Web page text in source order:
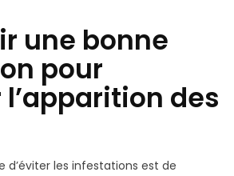
une bonne
pour
des
d’éviter les infestations est de